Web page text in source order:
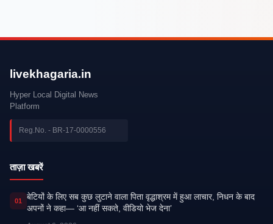
livekhagaria.in
Hyper Local Digital News
Platform
Reg.No. - BR-17-0000556
ताज़ा खबरें
01
बेटियों के लिए सब कुछ लुटाने वाला पिता वृद्धाश्रम में हुआ लाचार, निधन के बाद
अपनों ने कहा— ‘आ नहीं सकते, वीडियो भेज देना’